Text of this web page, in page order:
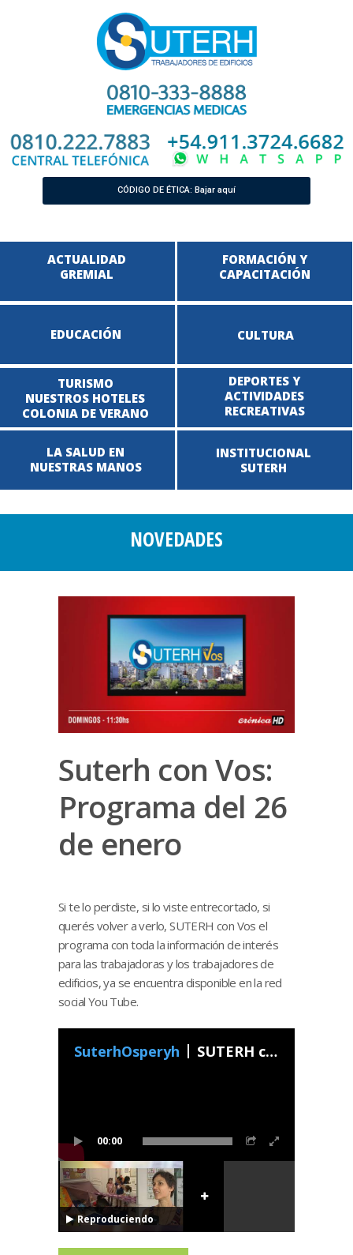
CÓDIGO DE ÉTICA: Bajar aquí
ACTUALIDAD
GREMIAL
EDUCACIÓN CULTURA
TURISMO
NUESTROS HOTELES
COLONIA DE VERANO
DEPORTES Y
ACTIVIDADES
RECREATIVAS
LA SALUD EN
NUESTRAS MANOS
INSTITUCIONAL
SUTERH
FORMACIÓN Y
CAPACITACIÓN
NOVEDADES
Suterh con Vos:
Programa del 26
de enero
Si te lo perdiste, si lo viste entrecortado, si
querés volver a verlo, SUTERH con Vos el
programa con toda la información de interés
para las trabajadoras y los trabajadores de
edificios, ya se encuentra disponible en la red
social You Tube.
00:00
SuterhOsperyh SUTERH con Vos - Programa 04 2020
Reproduciendo